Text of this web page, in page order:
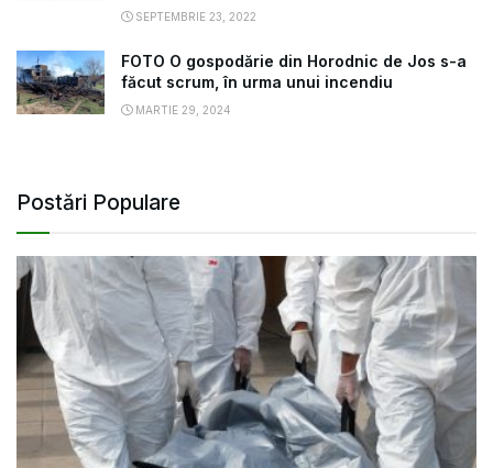
SEPTEMBRIE 23, 2022
FOTO O gospodărie din Horodnic de Jos s-a
făcut scrum, în urma unui incendiu
MARTIE 29, 2024
Postări Populare